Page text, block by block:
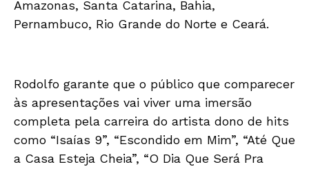
Amazonas, Santa Catarina, Bahia,
Pernambuco, Rio Grande do Norte e Ceará.
Rodolfo garante que o público que comparecer
às apresentações vai viver uma imersão
completa pela carreira do artista dono de hits
como “Isaías 9”, “Escondido em Mim”, “Até Que
a Casa Esteja Cheia”, “O Dia Que Será Pra